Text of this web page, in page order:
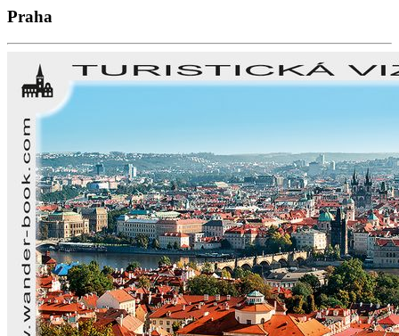
Praha